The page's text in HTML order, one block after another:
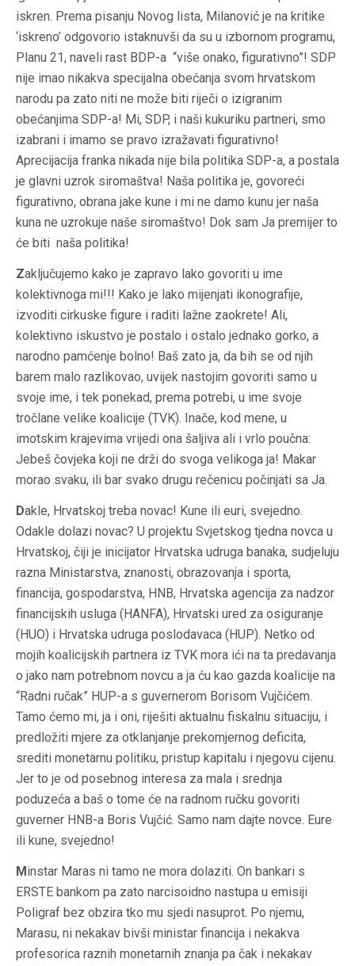
iskren. Prema pisanju Novog lista, Milanović je na kritike
‘iskreno’ odgovorio istaknuvši da su u izbornom programu,
Planu 21, naveli rast BDP-a “više onako, figurativno”! SDP
nije imao nikakva specijalna obećanja svom hrvatskom
narodu pa zato niti ne može biti riječi o izigranim
obećanjima SDP-a! Mi, SDP, i naši kukuriku partneri, smo
izabrani i imamo se pravo izražavati figurativno!
Aprecijacija franka nikada nije bila politika SDP-a, a postala
je glavni uzrok siromaštva! Naša politika je, govoreći
figurativno, obrana jake kune i mi ne damo kunu jer naša
kuna ne uzrokuje naše siromaštvo! Dok sam Ja premijer to
će biti naša politika!
Zaključujemo kako je zapravo lako govoriti u ime
kolektivnoga mi!!! Kako je lako mijenjati ikonografije,
izvoditi cirkuske figure i raditi lažne zaokrete! Ali,
kolektivno iskustvo je postalo i ostalo jednako gorko, a
narodno pamćenje bolno! Baš zato ja, da bih se od njih
barem malo razlikovao, uvijek nastojim govoriti samo u
svoje ime, i tek ponekad, prema potrebi, u ime svoje
tročlane velike koalicije (TVK). Inače, kod mene, u
imotskim krajevima vrijedi ona šaljiva ali i vrlo poučna:
Jebeš čovjeka koji ne drži do svoga velikoga ja! Makar
morao svaku, ili bar svako drugu rečenicu počinjati sa Ja.
Dakle, Hrvatskoj treba novac! Kune ili euri, svejedno.
Odakle dolazi novac? U projektu Svjetskog tjedna novca u
Hrvatskoj, čiji je inicijator Hrvatska udruga banaka, sudjeluju
razna Ministarstva, znanosti, obrazovanja i sporta,
financija, gospodarstva, HNB, Hrvatska agencija za nadzor
financijskih usluga (HANFA), Hrvatski ured za osiguranje
(HUO) i Hrvatska udruga poslodavaca (HUP). Netko od
mojih koalicijskih partnera iz TVK mora ići na ta predavanja
o jako nam potrebnom novcu a ja ću kao gazda koalicije na
“Radni ručak” HUP-a s guvernerom Borisom Vujčićem.
Tamo ćemo mi, ja i oni, riješiti aktualnu fiskalnu situaciju, i
predložiti mjere za otklanjanje prekomjernog deficita,
srediti monetarnu politiku, pristup kapitalu i njegovu cijenu.
Jer to je od posebnog interesa za mala i srednja
poduzeća a baš o tome će na radnom ručku govoriti
guverner HNB-a Boris Vujčić. Samo nam dajte novce. Eure
ili kune, svejedno!
M instar Maras ni tamo ne mora dolaziti. On bankari s
ERSTE bankom pa zato narcisoidno nastupa u emisiji
Poligraf bez obzira tko mu sjedi nasuprot. Po njemu,
Marasu, ni nekakav bivši ministar financija i nekakva
profesorica raznih monetarnih znanja pa čak i nekakav